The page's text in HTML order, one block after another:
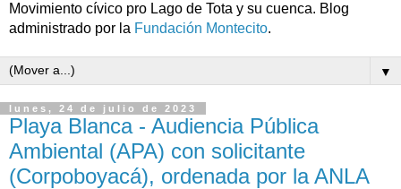
Movimiento cívico pro Lago de Tota y su cuenca. Blog
administrado por la Fundación Montecito.
▼
lunes, 24 de julio de 2023
Playa Blanca - Audiencia Pública
Ambiental (APA) con solicitante
(Corpoboyacá), ordenada por la ANLA